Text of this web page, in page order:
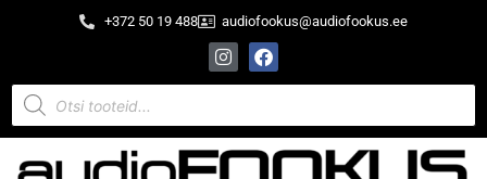
+372 50 19 488 audiofookus@audiofookus.ee